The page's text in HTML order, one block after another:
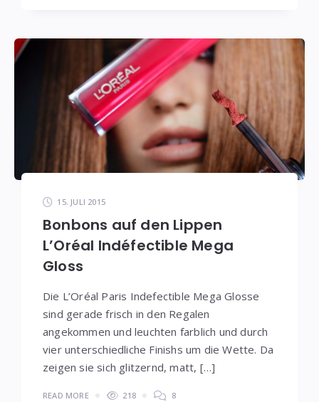
15. JULI 2015
Bonbons auf den Lippen
L’Oréal Indéfectible Mega
Gloss
Die L’Oréal Paris Indefectible Mega Glosse
sind gerade frisch in den Regalen
angekommen und leuchten farblich und durch
vier unterschiedliche Finishs um die Wette. Da
zeigen sie sich glitzernd, matt, […]
READ MORE 218 8